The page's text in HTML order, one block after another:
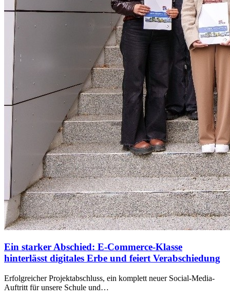
Ein starker Abschied: E-Commerce-Klasse
hinterlässt digitales Erbe und feiert Verabschiedung
Erfolgreicher Projektabschluss, ein komplett neuer Social-Media-
Auftritt für unsere Schule und…